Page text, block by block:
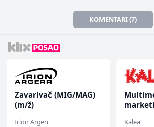
KOMENTARI (7)
Zavarivač (MIG/MAG)
(m/ž)
Irion Argerr Kalea